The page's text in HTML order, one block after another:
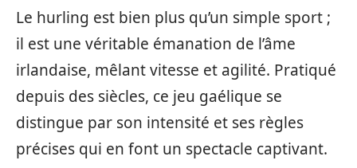
Le hurling est bien plus qu’un simple sport ;
il est une véritable émanation de l’âme
irlandaise, mêlant vitesse et agilité. Pratiqué
depuis des siècles, ce jeu gaélique se
distingue par son intensité et ses règles
précises qui en font un spectacle captivant.